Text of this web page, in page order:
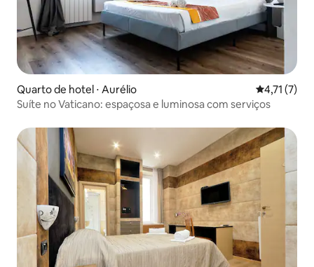
Quarto de hotel ⋅ Aurélio 4,71 de
4,71 (7)
Suíte no Vaticano: espaçosa e luminosa com serviços